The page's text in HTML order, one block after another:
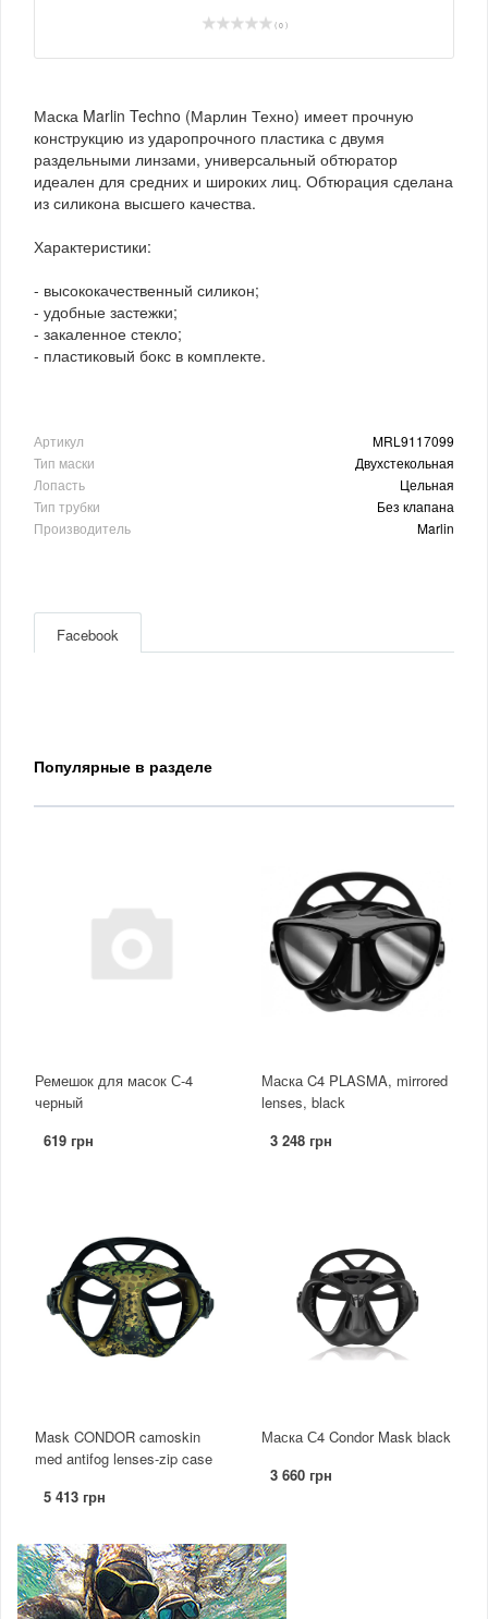
( 0 )
Маска Marlin Techno (Марлин Техно) имеет прочную
конструкцию из ударопрочного пластика с двумя
раздельными линзами, универсальный обтюратор
идеален для средних и широких лиц. Обтюрация сделана
из силикона высшего качества.
Характеристики:
- высококачественный силикон;
- удобные застежки;
- закаленное стекло;
- пластиковый бокс в комплекте.
Артикул
MRL9117099
Тип маски
Двухстекольная
Лопасть
Цельная
Тип трубки
Без клапана
Производитель
Marlin
Facebook
Популярные в разделе
Ремешок для масок С-4
черный
619 грн
Маска C4 PLASMA, mirrored
lenses, black
3 248 грн
Mask CONDOR camoskin
med antifog lenses-zip case
5 413 грн
Маска С4 Condor Mask black
3 660 грн